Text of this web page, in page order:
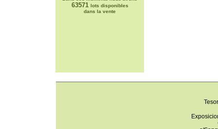
63571 lots disponibles
dans la vente